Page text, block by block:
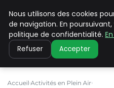
PILAT
Accueil Activités en Plein Air
Nous utilisons des cookies
de navigation. En
politique de confidentialité.
Refuser Accepter